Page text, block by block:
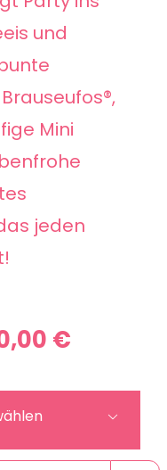
und
Mini
jeden
€
55,00 €
70,00 €
